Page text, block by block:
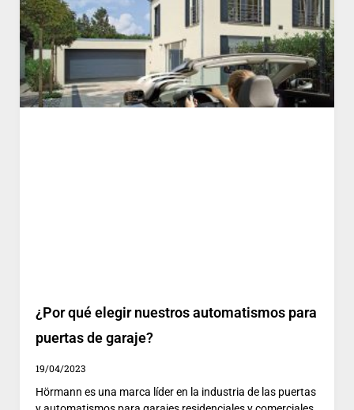
¿Por qué elegir nuestros automatismos para
puertas de garaje?
19/04/2023
Hörmann es una marca líder en la industria de las puertas